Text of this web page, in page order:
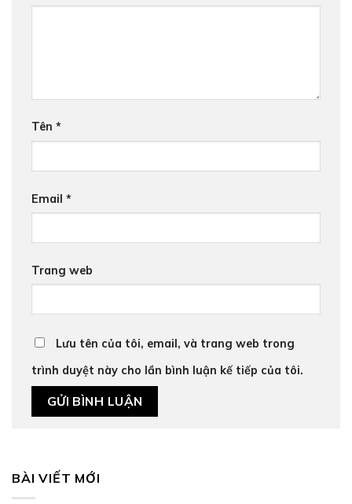
Tên *
Email *
Trang web
Lưu tên của tôi, email, và trang web trong
trình duyệt này cho lần bình luận kế tiếp của tôi.
BÀI VIẾT MỚI